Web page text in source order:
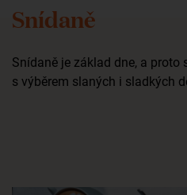
Snídaně
Snídaně je základ dne, a
s výběrem slaných i sladkých